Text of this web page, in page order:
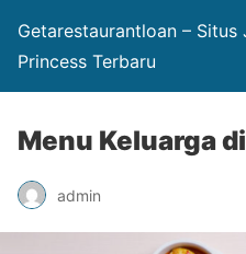
Getarestaurantloan –
Princess Terbaru
Menu Keluarga
admin